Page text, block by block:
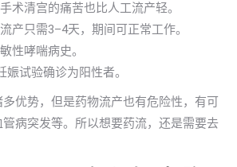
术清宫的痛苦也比人工流产轻。
产只需3–4天，期间可正常工作。
性哮喘病史。
试验确诊为阳性者。
优势，但是药物流产也有危险性，有可
病突发等。所以想要药流，还是需要去